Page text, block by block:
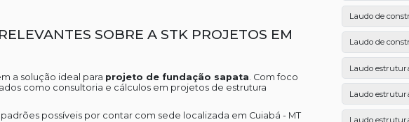
SOBRE A STK PROJETOS EM
a solução ideal para projeto de fundação sapata. Com foco
como consultoria e cálculos em projetos de estrutura
possíveis por contar com sede localizada em Cuiabá - MT
Laudo de
Laudo de
Laudo
Laudo
Laudo